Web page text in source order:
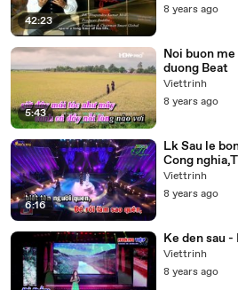
42:23
8 years ago
5:43
Noi buon
duong Beat
Viettrinh
8 years ago
6:16
Lk Sau le
Cong
Viettrinh
8 years ago
Ke den sau
Viettrinh
8 years ago